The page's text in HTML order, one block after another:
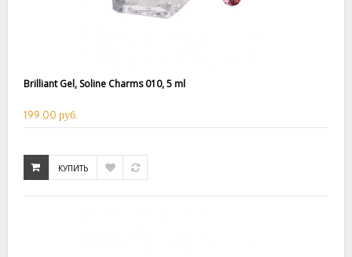
Brilliant Gel, Soline Charms 010, 5 ml
199.00 руб.
КУПИТЬ